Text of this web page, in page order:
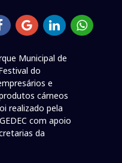
Municipal de
do
e
cárneos
realizado pela
com apoio
da